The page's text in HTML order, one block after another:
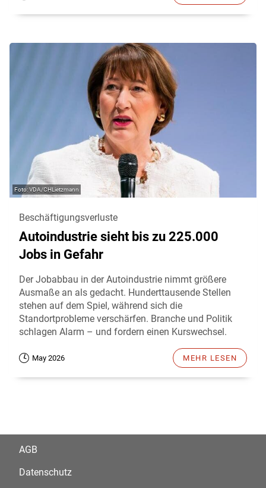
VDA/CHLietzmann
Beschäftigungsverluste
Autoindustrie sieht bis zu 225.000
Jobs in Gefahr
Der Jobabbau in der Autoindustrie nimmt größere
Ausmaße an als gedacht. Hunderttausende Stellen
stehen auf dem Spiel, während sich die
Standortprobleme verschärfen. Branche und Politik
schlagen Alarm – und fordern einen Kurswechsel.
May 2026 MEHR LESEN
AGB
Datenschutz